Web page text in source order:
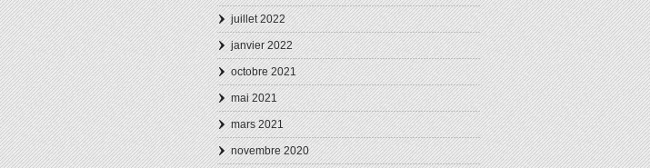
juillet 2022
janvier 2022
octobre 2021
mai 2021
mars 2021
novembre 2020